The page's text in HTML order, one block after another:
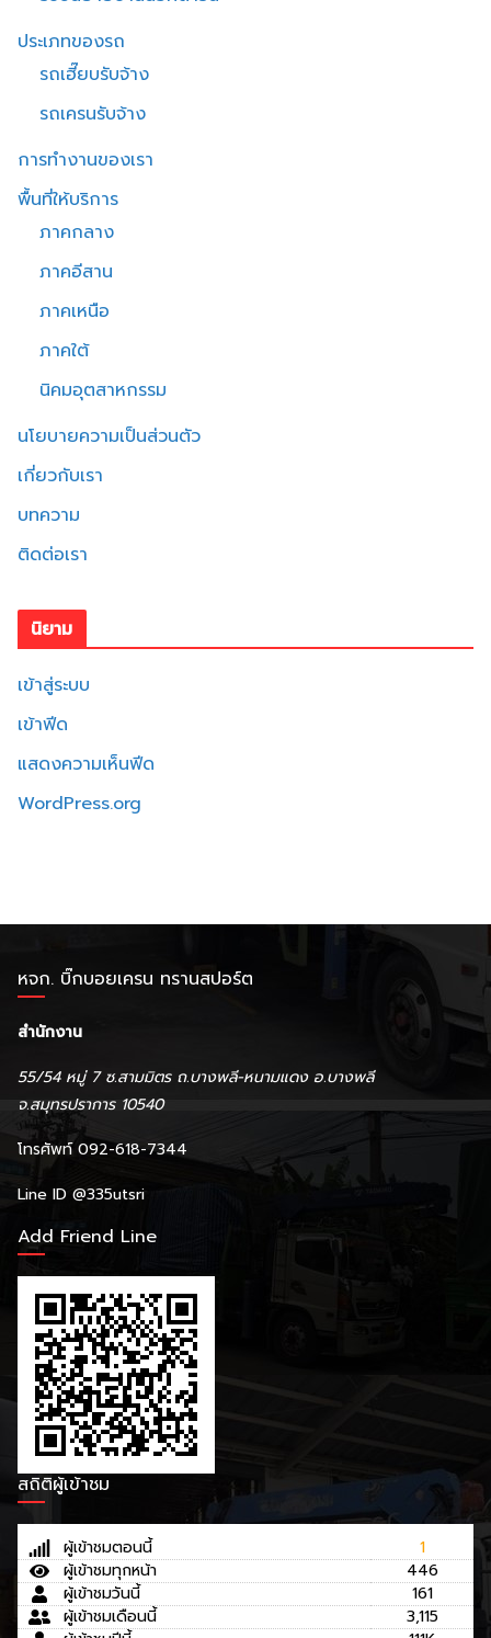
ประเภทของรถ
รถเฮี๊ยบรับจ้าง
รถเครนรับจ้าง
การทำงานของเรา
พื้นที่ให้บริการ
ภาคกลาง
ภาคอีสาน
ภาคเหนือ
ภาคใต้
นิคมอุตสาหกรรม
นโยบายความเป็นส่วนตัว
เกี่ยวกับเรา
บทความ
ติดต่อเรา
นิยาม
เข้าสู่ระบบ
เข้าฟีด
แสดงความเห็นฟีด
WordPress.org
หจก. บิ๊กบอยเครน ทรานสปอร์ต
สำนักงาน
55/54 หมู่ 7 ซ.สามมิตร ถ.บางพลี-หนามแดง อ.บางพลี
จ.สมุทรปราการ 10540
โทรศัพท์ 092-618-7344
Line ID @335utsri
Add Friend Line
สถิติผู้เข้าชม
ผู้เข้าชมตอนนี้
1
ผู้เข้าชมทุกหน้า
446
ผู้เข้าชมวันนี้
161
ผู้เข้าชมเดือนนี้
3,115